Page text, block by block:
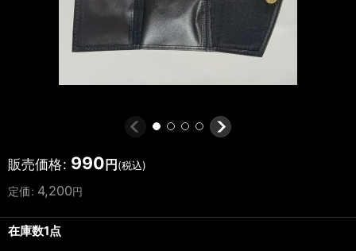
販売価格: 990 円 (税込)
定価: 4,200 円
在庫数1点